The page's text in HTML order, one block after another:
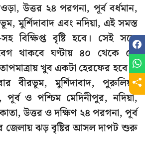
উত্তর ২৪ পরগনা, পূর্ব বর্ধমান,
মুর্শিদাবাদ এবং নদিয়া, এই সমস্ত
বিক্ষিপ্ত বৃষ্টি হবে। সেই সঙ্গে
থাকবে ঘণ্টায় ৪০ থেকে ৫০
খুব একটা হেরফের হবে না
বীরভূম, মুর্শিদাবাদ, পুরুলিয়া,
ও পশ্চিম মেদিনীপুর, নদিয়া,
উত্তর ও দক্ষিণ ২৪ পরগনা, পূর্ব
জেলায় ঝড় বৃষ্টির আসল দাপট শুরু